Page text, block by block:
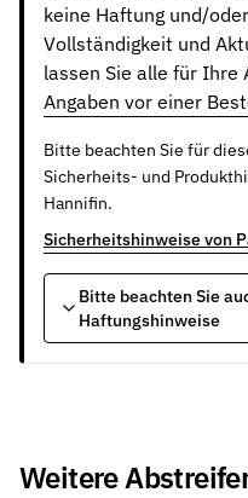
keine Haftung und/
Vollständigkeit und
lassen Sie alle für Ihre
Angaben vor einer
Bitte beachten Sie für
Sicherheits- und
Hannifin.
Sicherheitshinweise von
Bitte beachten Sie
Haftungshinweise
Weitere